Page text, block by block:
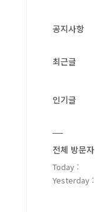
공지사항
최근글
인기글
전체 방문자
Today :
Yesterday :